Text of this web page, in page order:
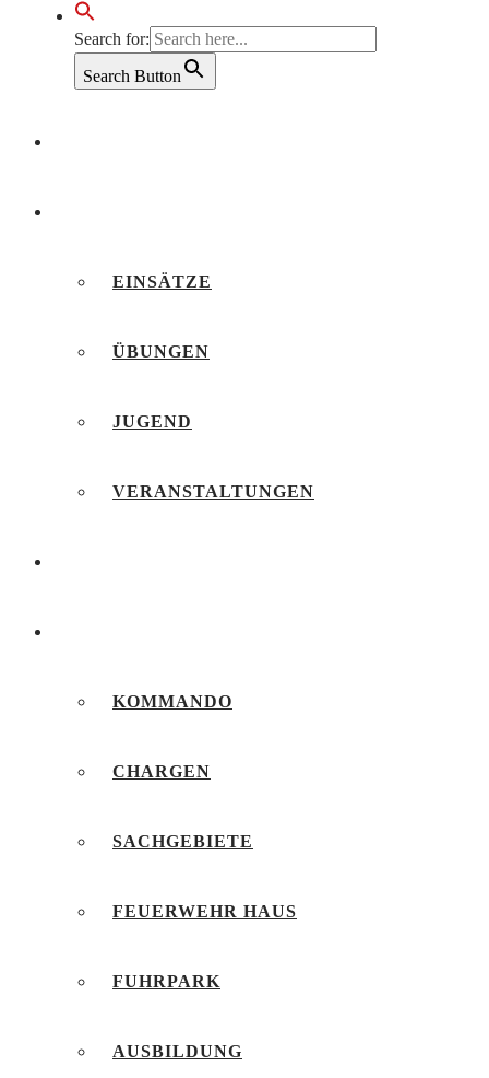
Search for:
Search Button
EINSÄTZE
ÜBUNGEN
JUGEND
VERANSTALTUNGEN
KOMMANDO
CHARGEN
SACHGEBIETE
FEUERWEHR HAUS
FUHRPARK
AUSBILDUNG